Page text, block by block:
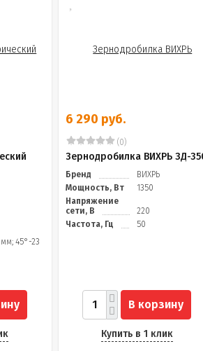
45°-23
6 290 руб.
(0)
Зернодробилка ВИХРЬ ЗД-
Бренд
ВИХРЬ
Мощность, Вт
1350
Напряжение
сети, В
220
Частота, Гц
50
В корзину
Купить в 1 клик